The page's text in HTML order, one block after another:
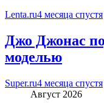
Lenta.ru4 месяца спустя
Джо Джонас
моделью
Super.ru4 месяца спустя
Август 2026